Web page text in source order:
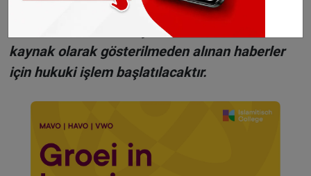
Sitemizde yayımlanan haberlerin her türlü
’ya aittir. Haberin linki
kaynak olarak gösterilmeden alınan haberler
için hukuki işlem başlatılacaktır.